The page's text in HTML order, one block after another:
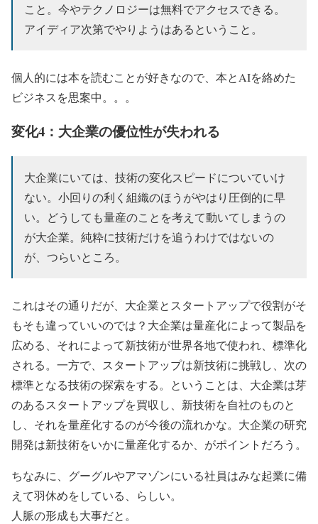
こと。今やテクノロジーは無料でアクセスできる。
アイディア次第でやりようはあるということ。
個人的には本を読むことが好きなので、本とAIを絡めた
ビジネスを思案中。。。
変化4：大企業の優位性が失われる
大企業にいては、技術の変化スピードについていけ
ない。小回りの利く組織のほうがやはり圧倒的に早
い。どうしても量産のことを考えて動いてしまうの
が大企業。純粋に技術だけを追うわけではないの
が、つらいところ。
これはその通りだが、大企業とスタートアップで役割がそ
もそも違っていいのでは？大企業は量産化によって製品を
広める、それによって新技術が世界各地で使われ、標準化
される。一方で、スタートアップは新技術に挑戦し、次の
標準となる技術の探索をする。ということは、大企業は芽
のあるスタートアップを買収し、新技術を自社のものと
し、それを量産化するのが今後の流れかな。大企業の研究
開発は新技術をいかに量産化するか、がポイントだろう。
ちなみに、グーグルやアマゾンにいる社員はみな起業に備
えて羽休めをしている、らしい。
人脈の形成も大事だと。